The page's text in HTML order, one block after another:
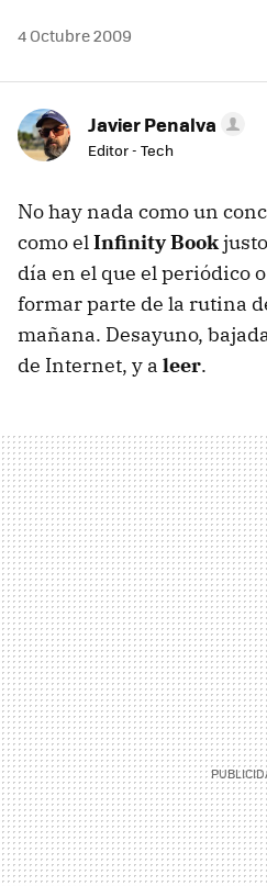
4 Octubre 2009
Javier Penalva
Editor - Tech
No hay nada como un
como elInfinity Book
día en el que el periódico
formar parte de la rutina
mañana. Desayuno,
de Internet, y a leer.